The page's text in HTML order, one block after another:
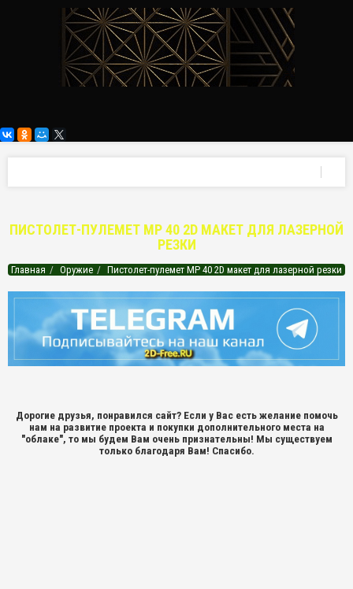
ПИСТОЛЕТ-ПУЛЕМЕТ МР 40 2D МАКЕТ ДЛЯ ЛАЗЕРНОЙ
РЕЗКИ
Главная Оружие Пистолет-пулемет МР 40 2D макет для лазерной резки
Дорогие друзья, понравился сайт? Если у Вас есть желание помочь
нам на развитие проекта и покупки дополнительного места на
"облаке", то мы будем Вам очень признательны! Мы существуем
только благодаря Вам! Спасибо.